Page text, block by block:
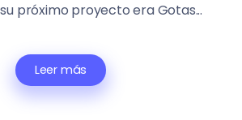
próximo proyecto era Gotas...
Leer más